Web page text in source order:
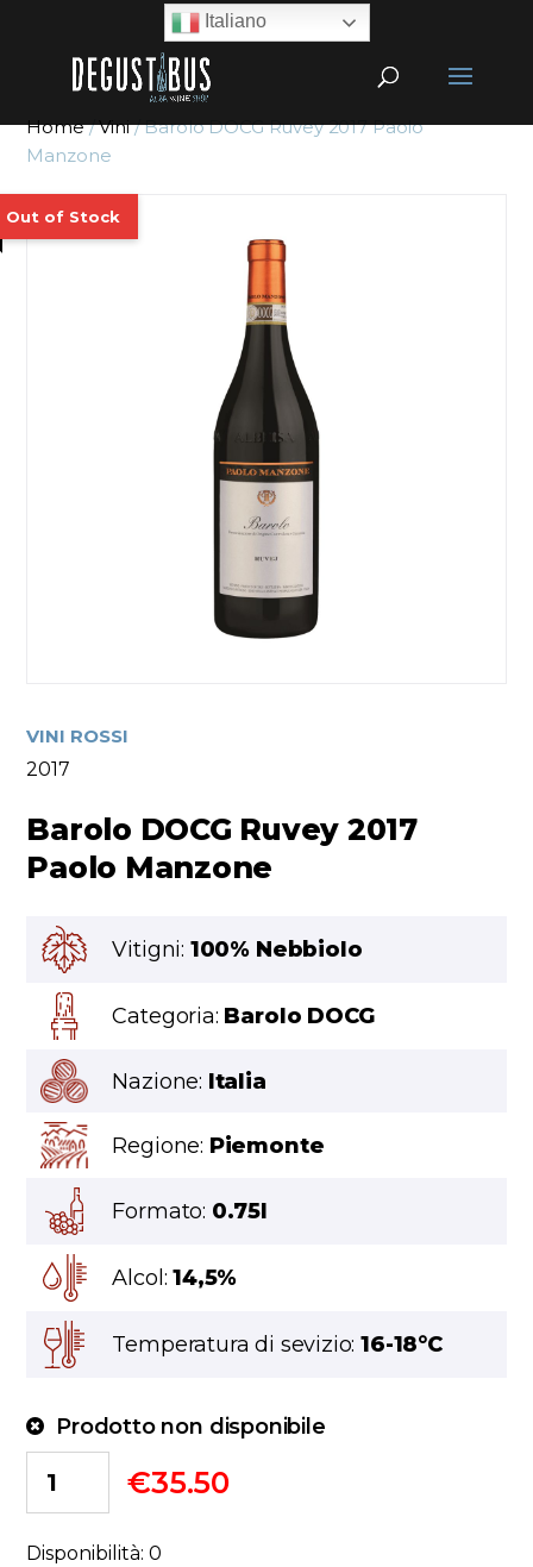
Home/Vini/ Barolo DOCG Ruvey 2017 Paolo
Manzone
VINI ROSSI
2017
Barolo DOCG Ruvey 2017
Paolo Manzone
Vitigni: 100% Nebbiolo
Categoria: Barolo DOCG
Nazione: Italia
Regione: Piemonte
Formato: 0.75l
Alcol:14,5%
Temperatura di sevizio:16-18°C
Prodotto non disponibile
€35.50
Disponibilità: 0
Italiano